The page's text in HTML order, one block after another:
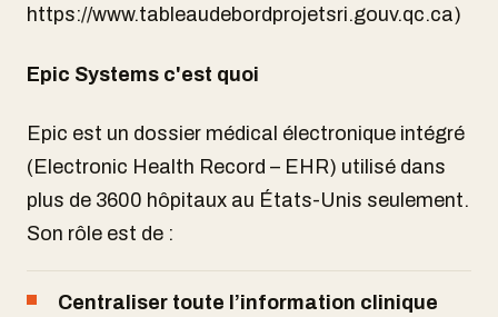
https://www.tableaudebordprojetsri.gouv.qc.ca)
Epic Systems c'est quoi
Epic est un dossier médical électronique intégré
(Electronic Health Record – EHR) utilisé dans
plus de 3600 hôpitaux au États-Unis seulement.
Son rôle est de :
Centraliser toute l’information clinique